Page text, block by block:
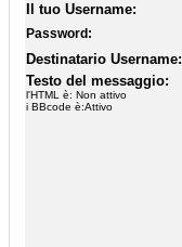
Il tuo Username:
Password:
Destinatario Username:
Testo del messaggio:
l'HTML è: Non attivo
i BBcode è:Attivo